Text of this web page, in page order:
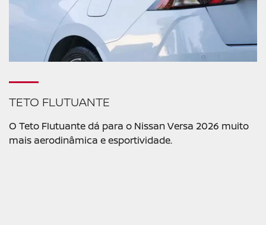
TETO FLUTUANTE
O Teto Flutuante dá para o Nissan Versa 2026 muito
mais aerodinâmica e esportividade.